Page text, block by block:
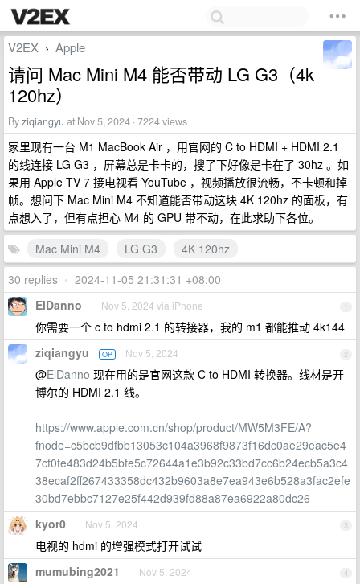
V2EX › Apple
请问 Mac Mini M4 能否带动 LG G3（4k
120hz）
Byziqiangyu at Nov 5, 2024 · 7224 views
家里现有一台 M1 MacBook Air ，用官网的 C to HDMI + HDMI 2.1
的线连接 LG G3 ，屏幕总是卡卡的，搜了下好像是卡在了 30hz 。如
果用 Apple TV 7 接电视看 YouTube ，视频播放很流畅，不卡顿和掉
帧。想问下 Mac Mini M4 不知道能否带动这块 4K 120hz 的面板，有
点想入了，但有点担心 M4 的 GPU 带不动，在此求助下各位。
Mac Mini M4
LG G3
4K 120hz
30 replies • 2024-11-05 21:31:31 +08:00
1
ElDanno Nov 5, 2024 via iPhone
你需要一个 c to hdmi 2.1 的转接器，我的 m1 都能推动 4k144
2
ziqiangyu OP Nov 5, 2024
@ElDanno 现在用的是官网这款 C to HDMI 转换器。线材是开
博尔的 HDMI 2.1 线。
https://www.apple.com.cn/shop/product/MW5M3FE/A?
fnode=c5bcb9dfbb13053c104a3968f9873f16dc0ae29eac5e4
7cf0fe483d24b5bfe5c72644a1e3b92c33bd7cc6b24ecb5a3c4
38ecaf2ff267433358dc432b9603a8e7ea943e6b528a3fac2efe
30bd7ebbc7127e25f442d939fd88a87ea6922a80dc26
3
kyor0 Nov 5, 2024
电视的 hdmi 的增强模式打开试试
4
mumubing2021 Nov 5, 2024